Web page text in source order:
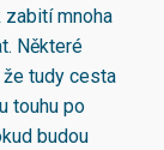
zabití mnoha
Některé
tudy cesta
touhu po
budou